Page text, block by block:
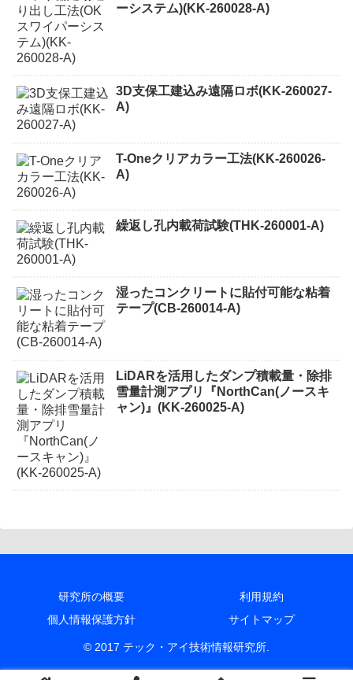
ーシステム)(KK-260028-A)
3D支保工建込み遠隔ロボ(KK-260027-
A)
T-Oneクリアカラー工法(KK-260026-
A)
繰返し孔内載荷試験(THK-260001-A)
湿ったコンクリートに貼付可能な粘着
テープ(CB-260014-A)
LiDARを活用したダンプ積載量・除排
雪量計測アプリ『NorthCan(ノースキ
ャン)』(KK-260025-A)
研究所の概要
利用規約
個人情報保護方針
サイトマップ
© 2017 テック・アイ技術情報研究所.